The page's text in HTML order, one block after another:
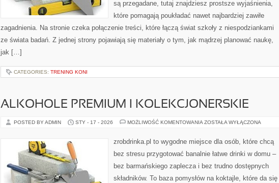
są przegadane, tutaj znajdziesz prostsze wyjaśnienia,
które pomagają poukładać nawet najbardziej zawiłe
zagadnienia. Na stronie czeka połączenie treści, które łączą świat szkoły z niespodziankami
ze świata badań. Z jednej strony pojawiają się materiały o tym, jak mądrzej planować naukę,
jak […]
CATEGORIES: TRENING KONI
ALKOHOLE PREMIUM I KOLEKCJONERSKIE
POSTED BY ADMIN STY - 17 - 2026 MOŻLIWOŚĆ KOMENTOWANIA ALKOHOLE
KOLEKCJONERSKIE
ZOSTAŁA WYŁĄCZONA
zrobdrinka.pl to wygodne miejsce dla osób, które chcą
bez stresu przygotować banalnie łatwe drinki w domu –
bez barmańskiego zaplecza i bez trudno dostępnych
składników. To baza pomysłów na koktajle, które da się